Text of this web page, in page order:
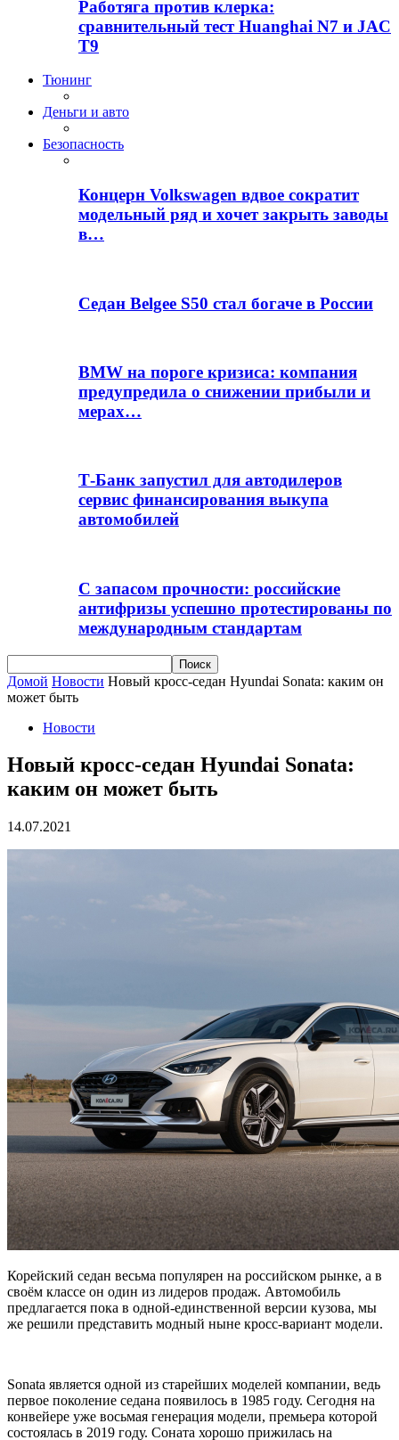
Работяга против клерка:
сравнительный тест Huanghai N7 и JAC
T9
Тюнинг
Деньги и авто
Безопасность
Концерн Volkswagen вдвое сократит
модельный ряд и хочет закрыть заводы
в…
Седан Belgee S50 стал богаче в России
BMW на пороге кризиса: компания
предупредила о снижении прибыли и
мерах…
Т-Банк запустил для автодилеров
сервис финансирования выкупа
автомобилей
С запасом прочности: российские
антифризы успешно протестированы по
международным стандартам
Домой Новости Новый кросс-седан Hyundai Sonata: каким он
может быть
Новости
Новый кросс-седан Hyundai Sonata:
каким он может быть
14.07.2021
Корейский седан весьма популярен на российском рынке, а в
своём классе он один из лидеров продаж. Автомобиль
предлагается пока в одной-единственной версии кузова, мы
же решили представить модный ныне кросс-вариант модели.
Sonata является одной из старейших моделей компании, ведь
первое поколение седана появилось в 1985 году. Сегодня на
конвейере уже восьмая генерация модели, премьера которой
состоялась в 2019 году. Соната хорошо прижилась на